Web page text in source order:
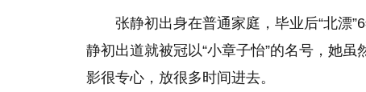
张静初出身在普通家庭，毕业后“北漂
静初出道就被冠以“小章子怡”的名号，她
影很专心，放很多时间进去。